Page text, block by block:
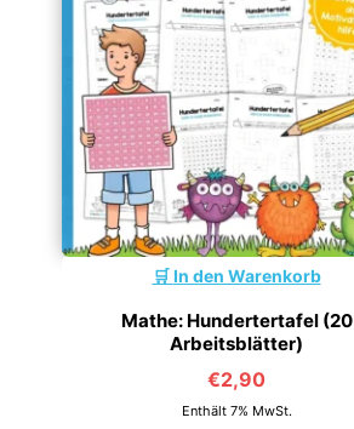
In den Warenkorb
Mathe: Hundertertafel (20
Arbeitsblätter)
€2,90
Enthält 7% MwSt.